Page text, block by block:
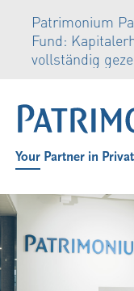
Patrimonium
Fund:
vollständig
Your Partner in